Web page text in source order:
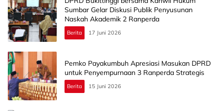
Sumbar Gelar Diskusi Publik Penyusunan
Naskah Akademik 2 Ranperda
Berita 17 Juni 2026
Pemko Payakumbuh Apresiasi Masukan DPRD
untuk Penyempurnaan 3 Ranperda Strategis
Berita 15 Juni 2026